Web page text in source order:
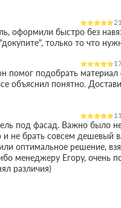
оформили быстро без
только то что
помог подобрать материал
объяснил понятно.
под фасад. Важно было
и не брать совсем дешевый
оптимальное решение,
менеджеру Егору, очень
различия)